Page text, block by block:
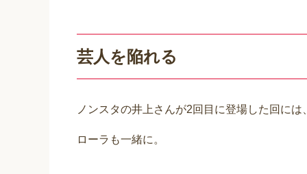
芸人を陥れる
ノンスタの井上さんが2回目に登場した回には
ローラも一緒に。